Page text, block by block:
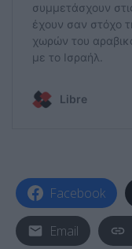
Facebook
Email